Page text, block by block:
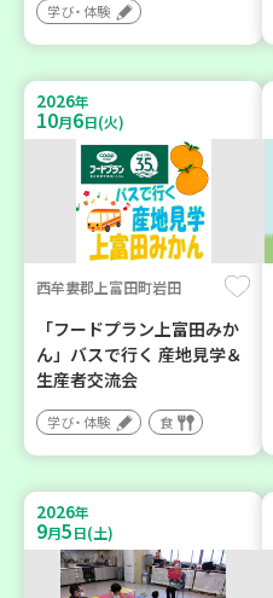
学び・体験
2026年
10月6日(火)
西牟婁郡上富田町岩田
「フードプラン上富田みか
ん」バスで行く 産地見学＆
生産者交流会
学び・体験 食
2026年
9月5日(土)